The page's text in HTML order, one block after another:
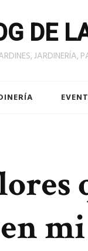
DE
JARDINERÍA,
mi